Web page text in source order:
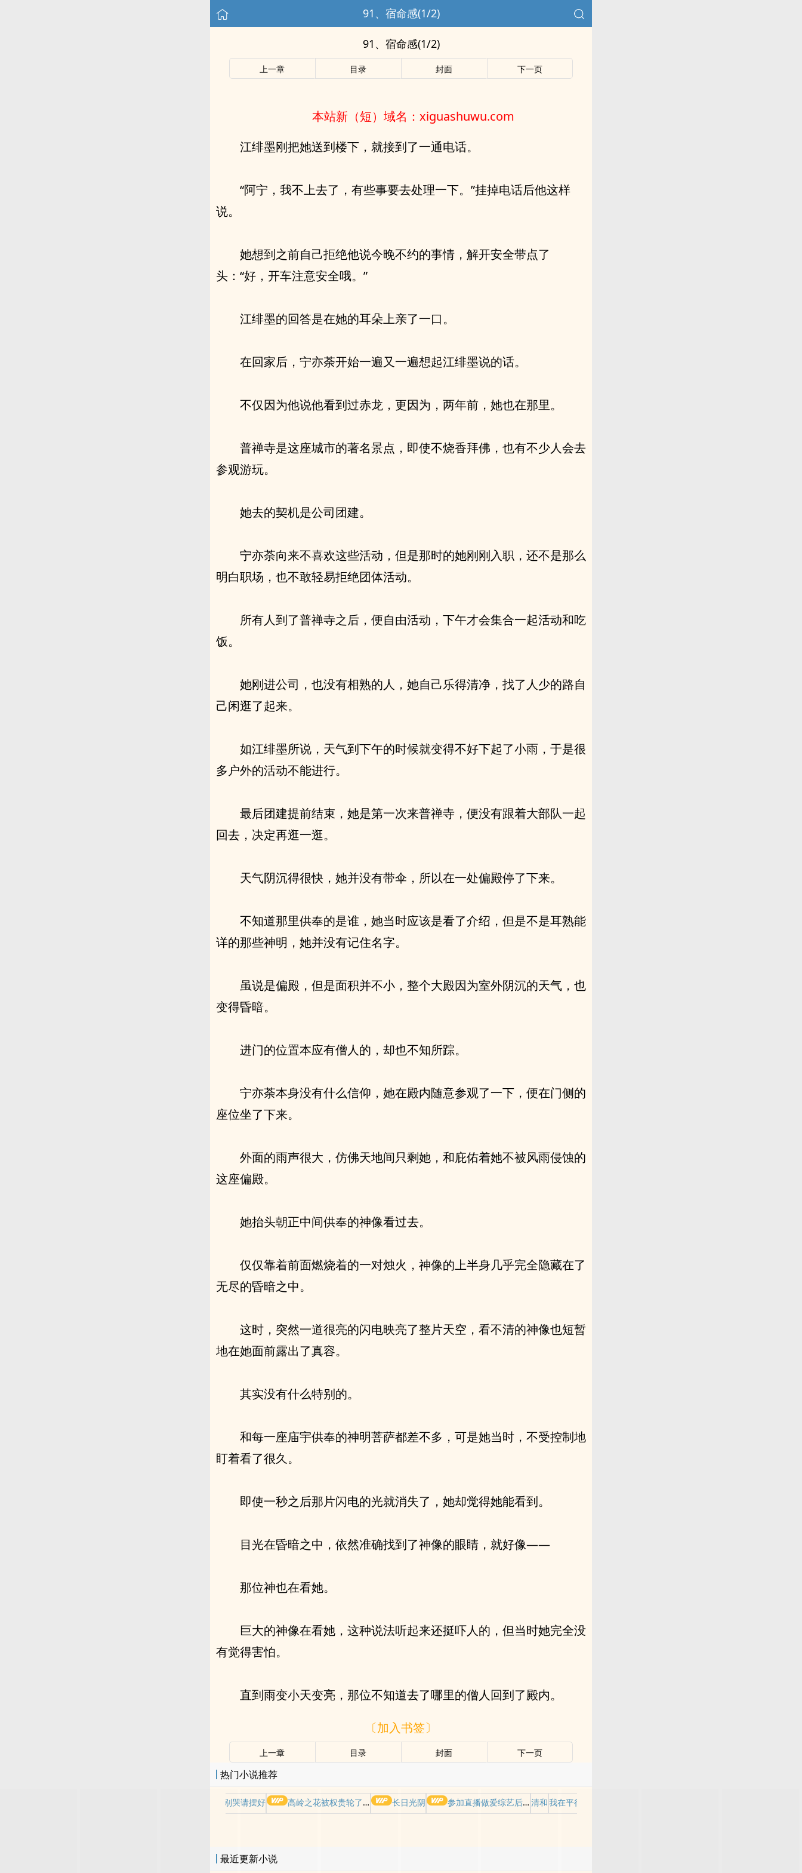
91、宿命感(1/2)
91、宿命感(1/2)
上一章 目录 封面 下一页
本站新（短）域名：xiguashuwu.com
江绯墨刚把她送到楼下，就接到了一通电话。
“阿宁，我不上去了，有些事要去处理一下。”挂掉电话后他这样
说。
她想到之前自己拒绝他说今晚不约的事情，解开安全带点了
头：“好，开车注意安全哦。”
江绯墨的回答是在她的耳朵上亲了一口。
在回家后，宁亦荼开始一遍又一遍想起江绯墨说的话。
不仅因为他说他看到过赤龙，更因为，两年前，她也在那里。
普禅寺是这座城市的著名景点，即使不烧香拜佛，也有不少人会去
参观游玩。
她去的契机是公司团建。
宁亦荼向来不喜欢这些活动，但是那时的她刚刚入职，还不是那么
明白职场，也不敢轻易拒绝团体活动。
所有人到了普禅寺之后，便自由活动，下午才会集合一起活动和吃
饭。
她刚进公司，也没有相熟的人，她自己乐得清净，找了人少的路自
己闲逛了起来。
如江绯墨所说，天气到下午的时候就变得不好下起了小雨，于是很
多户外的活动不能进行。
最后团建提前结束，她是第一次来普禅寺，便没有跟着大部队一起
回去，决定再逛一逛。
天气阴沉得很快，她并没有带伞，所以在一处偏殿停了下来。
不知道那里供奉的是谁，她当时应该是看了介绍，但是不是耳熟能
详的那些神明，她并没有记住名字。
虽说是偏殿，但是面积并不小，整个大殿因为室外阴沉的天气，也
变得昏暗。
进门的位置本应有僧人的，却也不知所踪。
宁亦荼本身没有什么信仰，她在殿内随意参观了一下，便在门侧的
座位坐了下来。
外面的雨声很大，仿佛天地间只剩她，和庇佑着她不被风雨侵蚀的
这座偏殿。
她抬头朝正中间供奉的神像看过去。
仅仅靠着前面燃烧着的一对烛火，神像的上半身几乎完全隐藏在了
无尽的昏暗之中。
这时，突然一道很亮的闪电映亮了整片天空，看不清的神像也短暂
地在她面前露出了真容。
其实没有什么特别的。
和每一座庙宇供奉的神明菩萨都差不多，可是她当时，不受控制地
盯着看了很久。
即使一秒之后那片闪电的光就消失了，她却觉得她能看到。
目光在昏暗之中，依然准确找到了神像的眼睛，就好像——
那位神也在看她。
巨大的神像在看她，这种说法听起来还挺吓人的，但当时她完全没
有觉得害怕。
直到雨变小天变亮，那位不知道去了哪里的僧人回到了殿内。
〔加入书签〕
上一章 目录 封面 下一页
热门小说推荐
老师别哭请摆好 高岭之花被权贵轮了后 长日光阴 参加直播做爱综艺后我火了(NPH) 清和我在平行世界当王
最近更新小说